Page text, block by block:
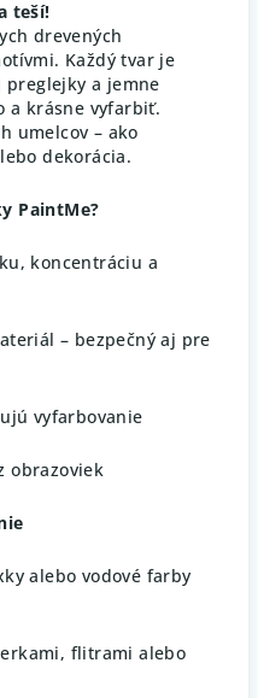
teší!
drevených
Každý tvar je
preglejky a jemne
a krásne vyfarbiť.
umelcov – ako
dekorácia.
PaintMe?
koncentráciu a
– bezpečný aj pre
vyfarbovanie
obrazoviek
alebo vodové farby
flitrami alebo